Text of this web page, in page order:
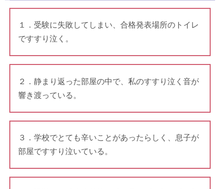
１．受験に失敗してしまい、合格発表場所のトイレ
ですすり泣く。
２．静まり返った部屋の中で、私のすすり泣く音が
響き渡っている。
３．学校でとても辛いことがあったらしく、息子が
部屋ですすり泣いている。